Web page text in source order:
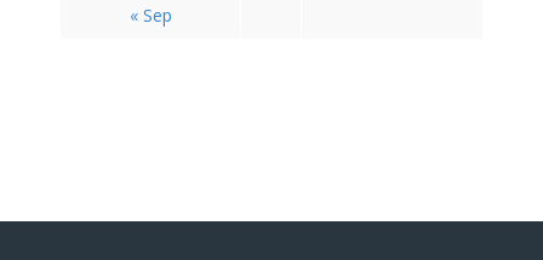
« Sep